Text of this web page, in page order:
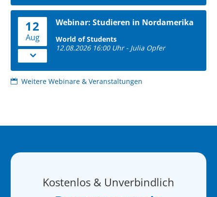
Webinar: Studieren in Nordamerika
World of Students
12.08.2026 16:00 Uhr - Julia Opfer
12
Aug
Weitere Webinare & Veranstaltungen
Kostenlos & Unverbindlich